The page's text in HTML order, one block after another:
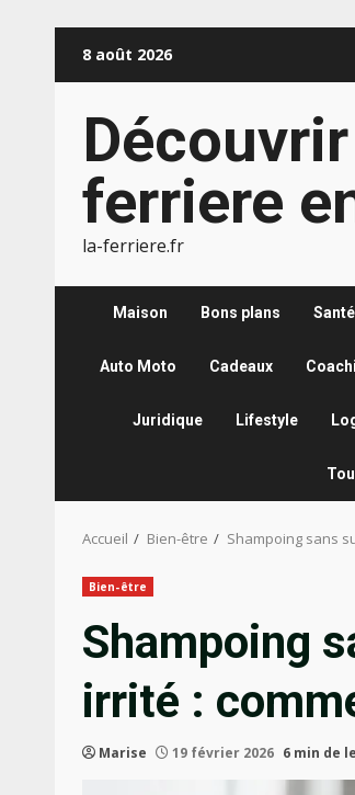
8 août 2026
ferriere
la-ferriere.fr
Maison Bons plans Santé
Auto Moto Cadeaux
Juridique Lifestyle
Accueil Bien-être Shampoing sans
Bien-être
Shampoing
irrité :
Marise 19 février 2026 6 min de